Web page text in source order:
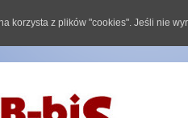
korzysta z plików "cookies". Jeśli nie